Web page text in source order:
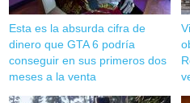
Esta es la absurda cifra de
dinero que GTA 6 podría
conseguir en sus primeros dos
meses a la venta